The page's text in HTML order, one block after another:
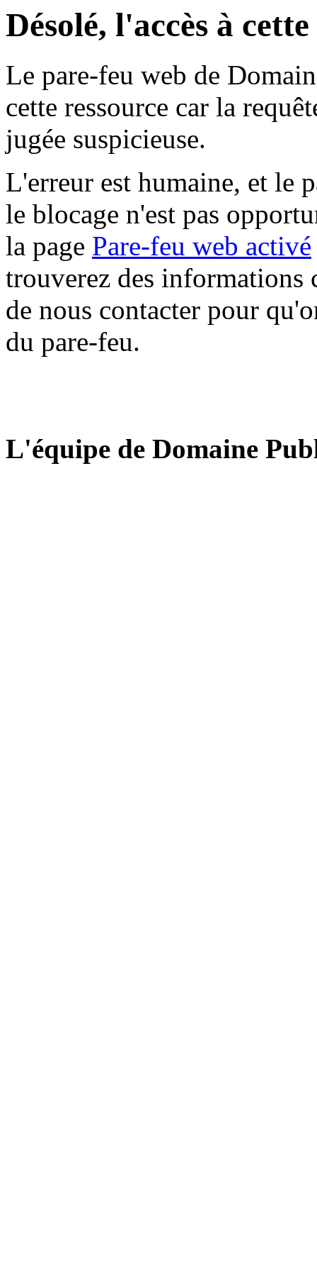
Désolé, l'accès à
Le pare-feu web de
cette ressource car la
jugée suspicieuse.
L'erreur est humaine, et le
le blocage n'est pas
la page Pare-feu web activé
trouverez des informations
de nous contacter pour
du pare-feu.
L'équipe de Domaine